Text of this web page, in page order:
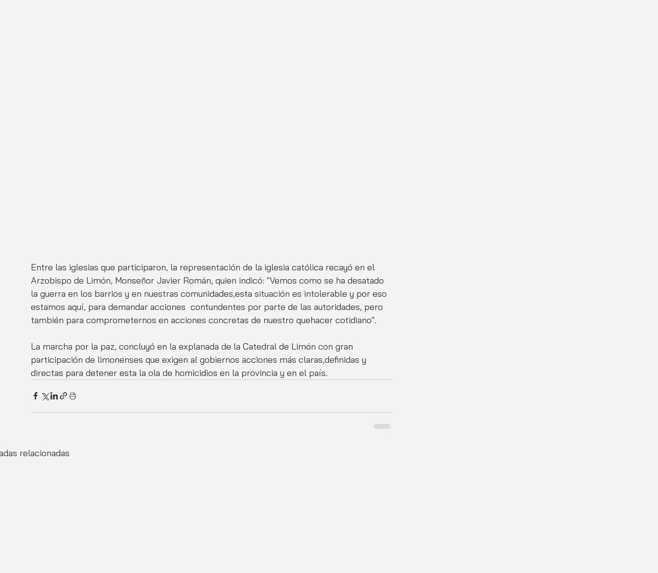
Entre las iglesias que participaron, la representación de la iglesia católica recayó en el
Arzobispo de Limón, Monseñor Javier Román, quien indicó: "Vemos como se ha desatado
la guerra en los barrios y en nuestras comunidades,esta situación es intolerable y por eso
estamos aquí, para demandar acciones  contundentes por parte de las autoridades, pero
también para comprometernos en acciones concretas de nuestro quehacer cotidiano".
La marcha por la paz, concluyó en la explanada de la Catedral de Limón con gran
participación de limonenses que exigen al gobiernos acciones más claras,definidas y
directas para detener esta la ola de homicidios en la provincia y en el país.
relacionadas